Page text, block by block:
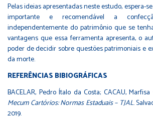
Pelas ideias apresentadas neste estudo, espera-
importante e recomendável a
independentemente do patrimônio que se
vantagens que essa ferramenta apresenta, o
poder de decidir sobre questões patrimoniais e
da morte.
REFERÊNCIAS BIBIOGRÁFICAS
BACELAR, Pedro Ítalo da Costa; CACAU,
Mecum Cartórios: Normas Estaduais – TJAL.
2019.